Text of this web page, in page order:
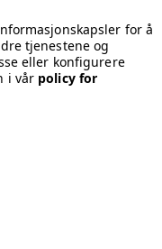
for å
tjenestene og
eller konfigurere
i vår policy for
brand